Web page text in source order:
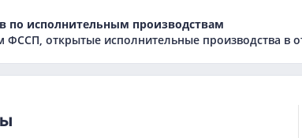
по исполнительным производствам
открытые исполнительные производства в